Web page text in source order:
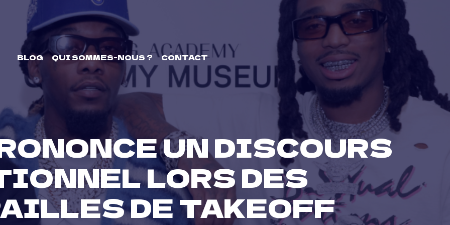
BLOG QUI SOMMES-NOUS ? CONTACT
UN DISCOURS
LORS DES
DE TAKEOFF